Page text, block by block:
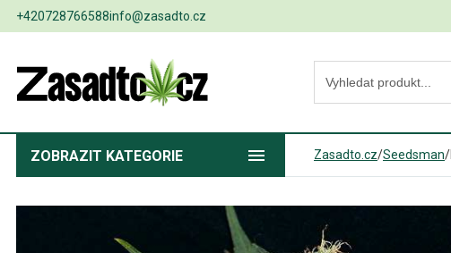
+420728766588info@zasadto.cz
ZOBRAZIT KATEGORIE Zasadto.cz/Seedsman/